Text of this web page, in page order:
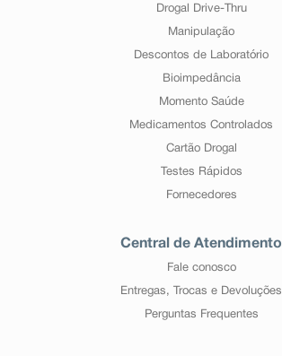
Drogal Drive-Thru
Manipulação
Descontos de Laboratório
Bioimpedância
Momento Saúde
Medicamentos Controlados
Cartão Drogal
Testes Rápidos
Fornecedores
Central de Atendimento
Fale conosco
Entregas, Trocas e Devoluções
Perguntas Frequentes